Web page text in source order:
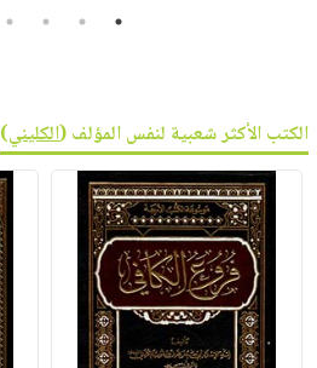
1
2
3
4
الكتب الأكثر شعبية لنفس المؤلف (الكليني)